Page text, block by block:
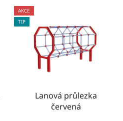
AKCE
TIP
Lanová průlezka
červená